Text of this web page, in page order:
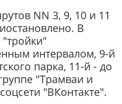
NN 3, 9, 10 и 11
В
интервалом, 9-й
парка, 11-й - до
"Трамваи и
"ВКонтакте".